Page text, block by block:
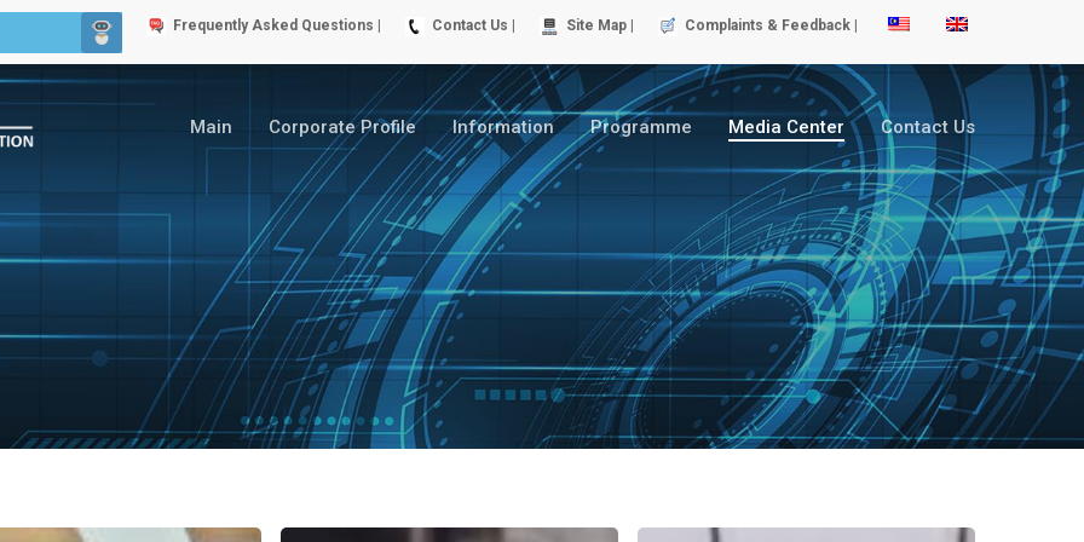
Frequently Asked Questions | Contact Us | Site Map | Complaints & Feedback |
Main Corporate Profile Information Programme Media Center Contact Us